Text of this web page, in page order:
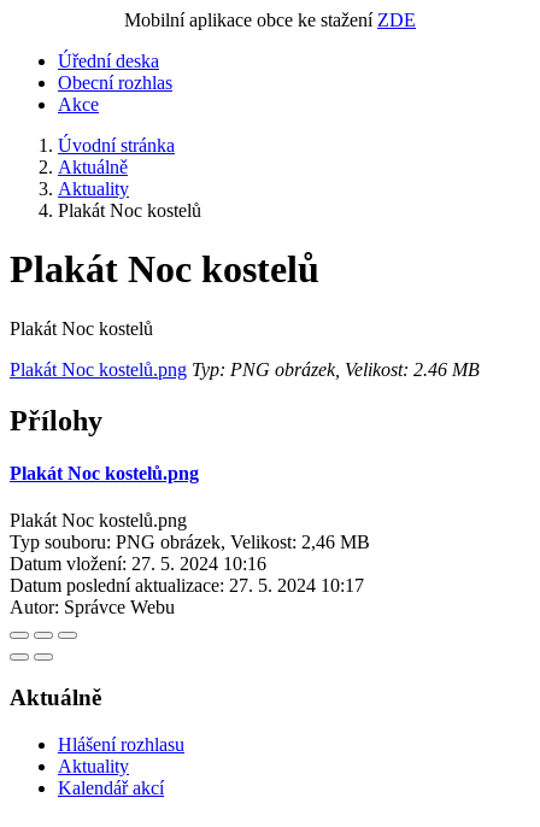
Mobilní aplikace obce ke stažení ZDE
Úřední deska
Obecní rozhlas
Akce
Úvodní stránka
Aktuálně
Aktuality
Plakát Noc kostelů
Plakát Noc kostelů
Plakát Noc kostelů
Plakát Noc kostelů.png Typ: PNG obrázek, Velikost: 2.46 MB
Přílohy
Plakát Noc kostelů.png
Plakát Noc kostelů.png
Typ souboru: PNG obrázek, Velikost: 2,46 MB
Datum vložení: 27. 5. 2024 10:16
Datum poslední aktualizace: 27. 5. 2024 10:17
Autor: Správce Webu
Aktuálně
Hlášení rozhlasu
Aktuality
Kalendář akcí